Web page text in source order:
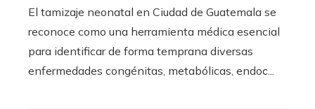
El tamizaje neonatal en Ciudad de Guatemala se
reconoce como una herramienta médica esencial
para identificar de forma temprana diversas
enfermedades congénitas, metabólicas, endoc...